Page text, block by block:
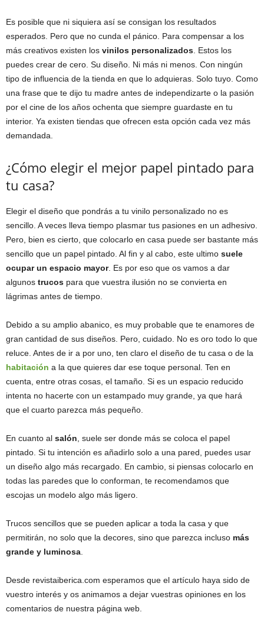
Es posible que ni siquiera así se consigan los resultados
esperados. Pero que no cunda el pánico. Para compensar a los
más creativos existen los vinilos personalizados . Estos los
puedes crear de cero. Su diseño. Ni más ni menos. Con ningún
tipo de influencia de la tienda en que lo adquieras. Solo tuyo. Como
una frase que te dijo tu madre antes de independizarte o la pasión
por el cine de los años ochenta que siempre guardaste en tu
interior. Ya existen tiendas que ofrecen esta opción cada vez más
demandada.
¿Cómo elegir el mejor papel pintado para
tu casa?
Elegir el diseño que pondrás a tu vinilo personalizado no es
sencillo. A veces lleva tiempo plasmar tus pasiones en un adhesivo.
Pero, bien es cierto, que colocarlo en casa puede ser bastante más
sencillo que un papel pintado. Al fin y al cabo, este ultimo suele
ocupar un espacio mayor. Es por eso que os vamos a dar
algunos trucos para que vuestra ilusión no se convierta en
lágrimas antes de tiempo.
Debido a su amplio abanico, es muy probable que te enamores de
gran cantidad de sus diseños. Pero, cuidado. No es oro todo lo que
reluce. Antes de ir a por uno, ten claro el diseño de tu casa o de la
habitación a la que quieres dar ese toque personal. Ten en
cuenta, entre otras cosas, el tamaño. Si es un espacio reducido
intenta no hacerte con un estampado muy grande, ya que hará
que el cuarto parezca más pequeño.
En cuanto al salón , suele ser donde más se coloca el papel
pintado. Si tu intención es añadirlo solo a una pared, puedes usar
un diseño algo más recargado. En cambio, si piensas colocarlo en
todas las paredes que lo conforman, te recomendamos que
escojas un modelo algo más ligero.
Trucos sencillos que se pueden aplicar a toda la casa y que
permitirán, no solo que la decores, sino que parezca incluso más
grande y luminosa
Desde revistaiberica.com esperamos que el artículo haya sido de
vuestro interés y os animamos a dejar vuestras opiniones en los
comentarios de nuestra página web.